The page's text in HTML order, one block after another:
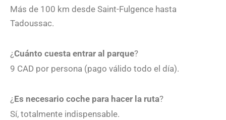
Más de 100 km desde Saint-Fulgence hasta
Tadoussac.
¿Cuánto cuesta entrar al parque?
9 CAD por persona (pago válido todo el día).
¿ Es necesario coche para hacer la ruta?
Sí, totalmente indispensable.